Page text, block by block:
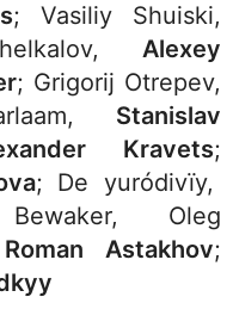
; Vasiliy Shuiski,
Alexey
; Grigorij Otrepev,
Stanislav
Kravets;
; De yuródivïy,
Oleg
Roman Astakhov;